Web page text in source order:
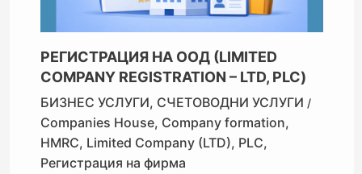
РЕГИСТРАЦИЯ НА ООД (LIMITED
COMPANY REGISTRATION – LTD, PLC)
БИЗНЕС УСЛУГИ, СЧЕТОВОДНИ УСЛУГИ /
Companies House, Company formation,
HMRC, Limited Company (LTD), PLC,
Регистрация на фирма